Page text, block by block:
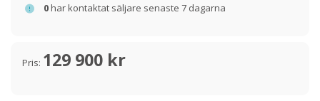
0har kontaktat säljare senaste 7 dagarna
Pris: 129 900 kr